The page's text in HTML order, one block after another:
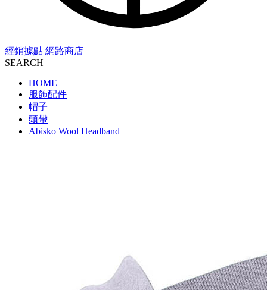
經銷據點 網路商店
SEARCH
HOME
服飾配件
帽子
頭帶
Abisko Wool Headband